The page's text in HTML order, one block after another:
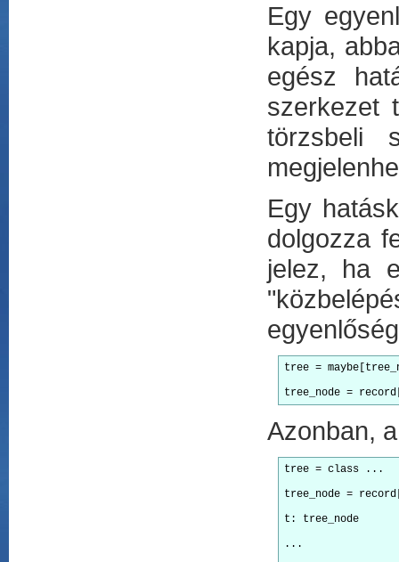
Egy
kapja,
egész
szerkezet
törzsbeli
Egy
dolgozza
jelez, ha
tree =
tree_node =
Azonban,
tree = class ...
tree_node =
t: tree_node
...